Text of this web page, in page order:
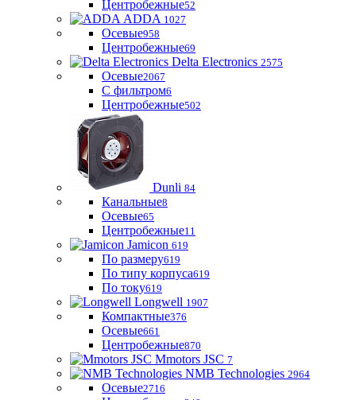
Центробежные52
ADDA 1027
Осевые958
Центробежные69
Delta Electronics 2575
Осевые2067
С фильтром6
Центробежные502
Dunli 84
Канальные8
Осевые65
Центробежные11
Jamicon 619
По размеру619
По типу корпуса619
По току619
Longwell 1907
Компактные376
Осевые661
Центробежные870
Mmotors JSC 7
NMB Technologies 2964
Осевые2716